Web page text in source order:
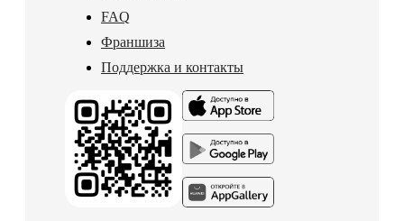
FAQ
Франшиза
Поддержка и контакты